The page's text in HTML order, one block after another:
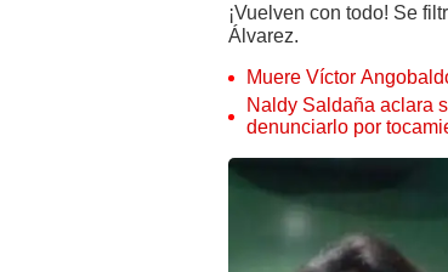
¡Vuelven con todo! Se
Álvarez.
Muere Víctor
Naldy Saldaña aclara
denunciarlo por